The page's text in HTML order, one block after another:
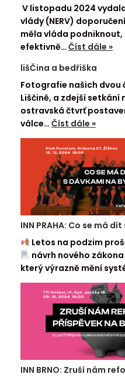
V listopadu 2024
vlády (NERV)
měla vláda podniknout,
efektivně… Číst dále »
lišČina a bedřiška
Fotografie našich dvou
Liščině, a zdejší setkání
ostravská čtvrť
válce… Číst dále »
INN PRAHA: Co se má
Letos na podzim
návrh nového
který výrazně mění
INN BRNO: Zruší nám